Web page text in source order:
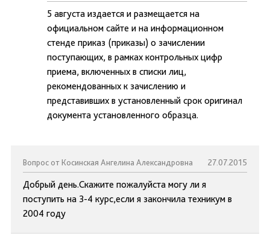
5 августа издается и размещается на
официальном сайте и на информационном
стенде приказ (приказы) о зачислении
поступающих, в рамках контрольных цифр
приема, включенных в списки лиц,
рекомендованных к зачислению и
представивших в установленный срок оригинал
документа установленного образца.
Вопрос от Косинская Ангелина Александровна 27.07.2015
Добрый день.Скажите пожалуйста могу ли я
поступить на 3-4 курс,если я закончила техникум в
2004 году